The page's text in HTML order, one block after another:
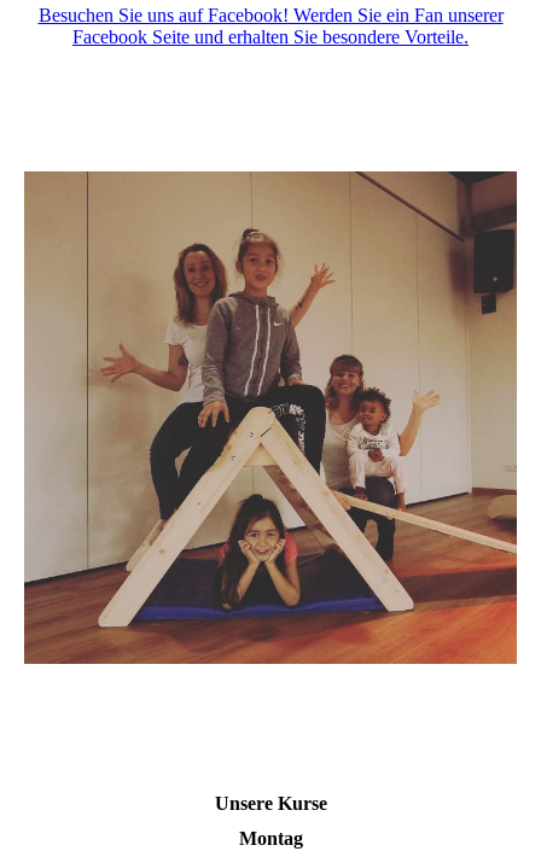
Besuchen Sie uns auf Facebook! Werden Sie ein Fan unserer
Facebook Seite und erhalten Sie besondere Vorteile.
Unsere Kurse
Montag